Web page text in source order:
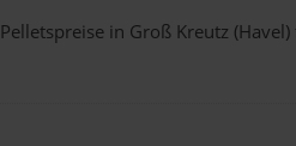
Pelletspreise in Groß Kreutz